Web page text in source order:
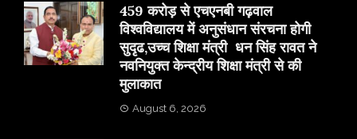
459 करोड़ से एचएनबी गढ़वाल
विश्वविद्यालय में अनुसंधान संरचना होगी
सुदृढ,उच्च शिक्षा मंत्री धन सिंह रावत ने
नवनियुक्त केन्द्रीय शिक्षा मंत्री से की
मुलाकात
August 6, 2026